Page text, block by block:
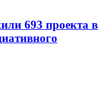
693 проекта в